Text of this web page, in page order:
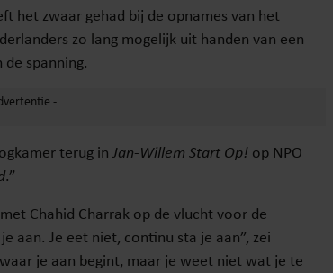
het zwaar gehad bij de opnames van het
zo lang mogelijk uit handen van een
spanning.
terug inJan-Willem Start Op! op NPO
.”
Chahid Charrak op de vlucht voor de
aan. Je eet niet, continu sta je aan”, zei
je aan begint, maar je weet niet wat je te